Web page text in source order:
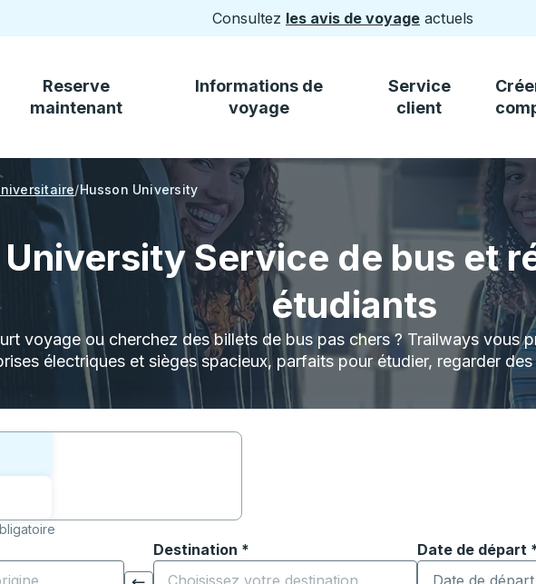
Consultez les avis de voyage actuels
Reserve
maintenant
Informations de
voyage
Service
client
Husson University
Service de bus et
étudiants
voyage ou cherchez des billets de bus pas chers ? Trailways vous
électriques et sièges spacieux, parfaits pour étudier, regarder
un aller-retour:
la ville d'origine pour ouvrir les options de localisation, puis utilisez les
Destination *
Commencez à saisir la ville de destination pour ouvrir
Date de départ
Tapez la date